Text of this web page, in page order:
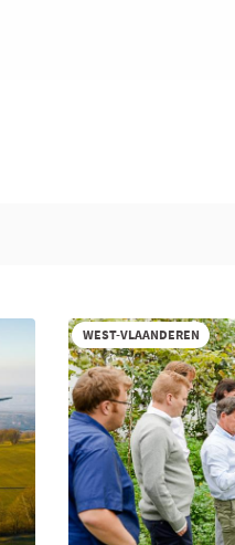
WEST-VLAANDEREN